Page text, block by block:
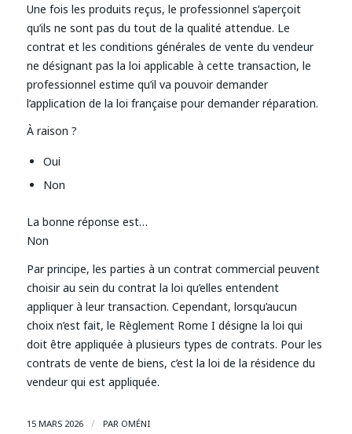
Une fois les produits reçus, le professionnel s’aperçoit
qu’ils ne sont pas du tout de la qualité attendue. Le
contrat et les conditions générales de vente du vendeur
ne désignant pas la loi applicable à cette transaction, le
professionnel estime qu’il va pouvoir demander
l’application de la loi française pour demander réparation.
À raison ?
Oui
Non
La bonne réponse est…
Non
Par principe, les parties à un contrat commercial peuvent
choisir au sein du contrat la loi qu’elles entendent
appliquer à leur transaction. Cependant, lorsqu’aucun
choix n’est fait, le Règlement Rome I désigne la loi qui
doit être appliquée à plusieurs types de contrats. Pour les
contrats de vente de biens, c’est la loi de la résidence du
vendeur qui est appliquée.
15 MARS 2026 / PAR OMÉNI